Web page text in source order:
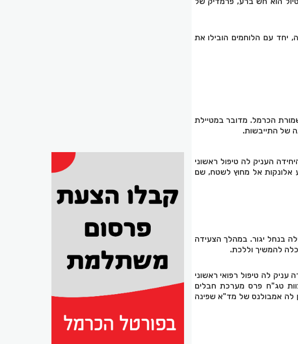
מסוק עם לוחמי 669. אנשי היחידה, יחד עם הלוחמים הובילו את
הכרמל. מדובר במטיילת
העניק לה טיפול ראשוני
אלונקות אל מחוץ לשטח, שם
החילוץ "גליל-כרמל", הוזנקו לחלץ מטיילת בת 37 שטיילה בנחל יגור. במהלך הצעידה
להמשיך וללכת.
עניק לה טיפול רפואי ראשוני
טג"ח פרס מערכת חבלים
לה אמבולנס של מד"א שפינה